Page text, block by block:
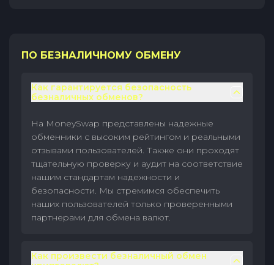
ПО БЕЗНАЛИЧНОМУ ОБМЕНУ
Как гарантируется безопасность
безналичных обменов?
На MoneySwap представлены надежные
обменники с высоким рейтингом и реальными
отзывами пользователей. Также они проходят
тщательную проверку и аудит на соответствие
нашим стандартам надежности и
безопасности. Мы стремимся обеспечить
наших пользователей только проверенными
партнерами для обмена валют.
Как произвести безналичный обмен